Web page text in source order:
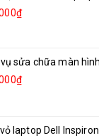
vụ sửa chữa màn
laptop Dell